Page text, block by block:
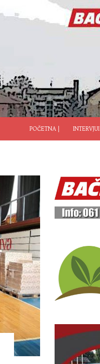
POČETNA |
INTERVJUI |